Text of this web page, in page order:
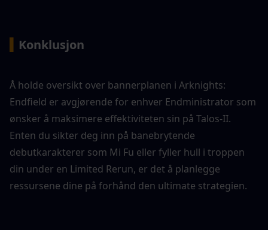
Konklusjon
Å holde oversikt over bannerplanen i Arknights:
Endfield er avgjørende for enhver Endministrator som
ønsker å maksimere effektiviteten sin på Talos-II.
Enten du sikter deg inn på banebrytende
debutkarakterer som Mi Fu eller fyller hull i troppen
din under en Limited Rerun, er det å planlegge
ressursene dine på forhånd den ultimate strategien.